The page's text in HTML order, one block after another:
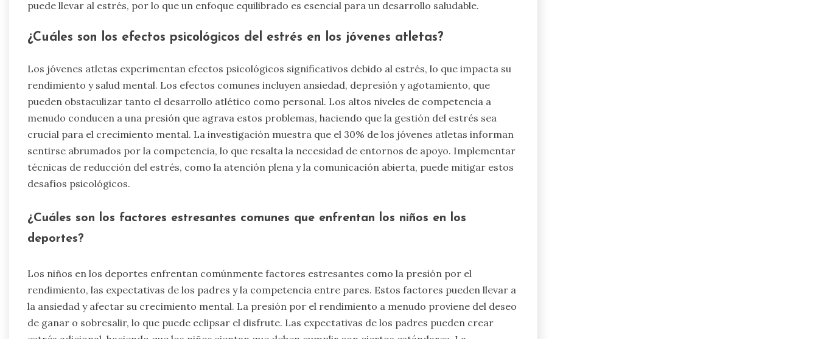
puede llevar al estrés, por lo que un enfoque equilibrado es esencial para un desarrollo saludable.
¿Cuáles son los efectos psicológicos del estrés en los jóvenes atletas?
Los jóvenes atletas experimentan efectos psicológicos significativos debido al estrés, lo que impacta su
rendimiento y salud mental. Los efectos comunes incluyen ansiedad, depresión y agotamiento, que
pueden obstaculizar tanto el desarrollo atlético como personal. Los altos niveles de competencia a
menudo conducen a una presión que agrava estos problemas, haciendo que la gestión del estrés sea
crucial para el crecimiento mental. La investigación muestra que el 30% de los jóvenes atletas informan
sentirse abrumados por la competencia, lo que resalta la necesidad de entornos de apoyo. Implementar
técnicas de reducción del estrés, como la atención plena y la comunicación abierta, puede mitigar estos
desafíos psicológicos.
¿Cuáles son los factores estresantes comunes que enfrentan los niños en los
deportes?
Los niños en los deportes enfrentan comúnmente factores estresantes como la presión por el
rendimiento, las expectativas de los padres y la competencia entre pares. Estos factores pueden llevar a
la ansiedad y afectar su crecimiento mental. La presión por el rendimiento a menudo proviene del deseo
de ganar o sobresalir, lo que puede eclipsar el disfrute. Las expectativas de los padres pueden crear